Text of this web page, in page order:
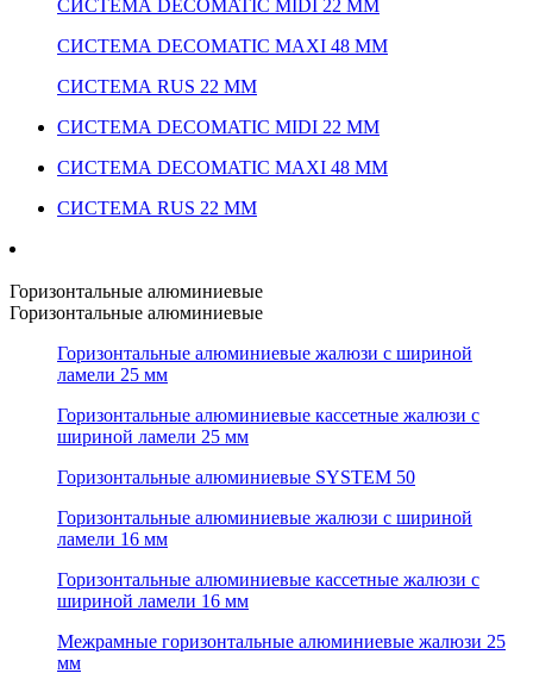
СИСТЕМА DECOMATIC MIDI 22 ММ
СИСТЕМА DECOMATIC MAXI 48 ММ
СИСТЕМА RUS 22 ММ
СИСТЕМА DECOMATIC MIDI 22 ММ
СИСТЕМА DECOMATIC MAXI 48 ММ
СИСТЕМА RUS 22 ММ
Горизонтальные алюминиевые
Горизонтальные алюминиевые
Горизонтальные алюминиевые жалюзи с шириной
ламели 25 мм
Горизонтальные алюминиевые кассетные жалюзи с
шириной ламели 25 мм
Горизонтальные алюминиевые SYSTEM 50
Горизонтальные алюминиевые жалюзи с шириной
ламели 16 мм
Горизонтальные алюминиевые кассетные жалюзи с
шириной ламели 16 мм
Межрамные горизонтальные алюминиевые жалюзи 25
мм